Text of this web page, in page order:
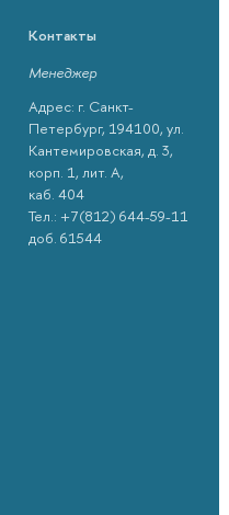
Контакты
Менеджер
Адрес: г. Санкт-
Петербург, 194100, ул.
Кантемировская, д. 3,
корп. 1, лит. А,
каб. 404
Тел.: +7(812) 644-59-11
доб. 61544